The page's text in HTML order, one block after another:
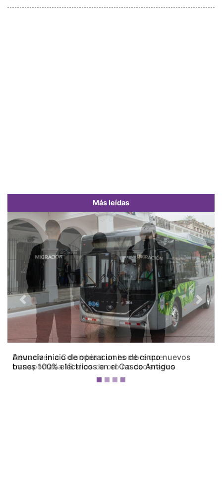
Más leídas
Devuelven a Colombia a un hombre que
transportaba 16 kilos de oro no declarados
Previous Next